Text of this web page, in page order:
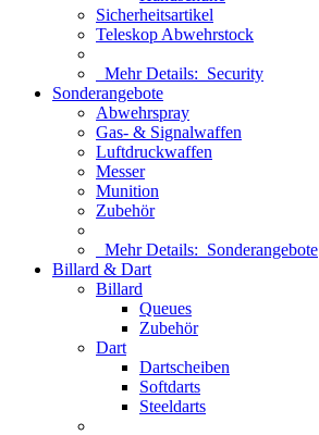
Sicherheitsartikel
Teleskop Abwehrstock
Mehr Details: Security
Sonderangebote
Abwehrspray
Gas- & Signalwaffen
Luftdruckwaffen
Messer
Munition
Zubehör
Mehr Details: Sonderangebote
Billard & Dart
Billard
Queues
Zubehör
Dart
Dartscheiben
Softdarts
Steeldarts